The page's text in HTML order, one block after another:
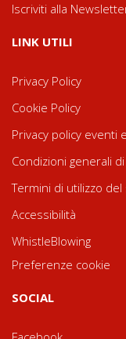
Iscriviti alla
LINK UTILI
Privacy Policy
Cookie Policy
Privacy policy eventi
Condizioni generali
Termini di utilizzo del
Accessibilità
WhistleBlowing
Preferenze cookie
SOCIAL